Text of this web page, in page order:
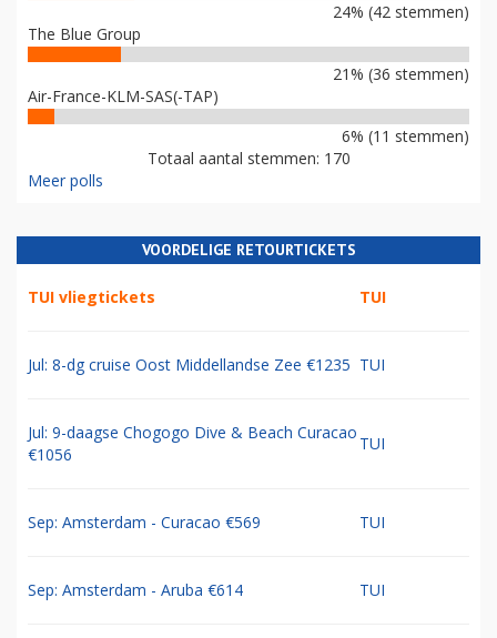
24% (42 stemmen)
The Blue Group
21% (36 stemmen)
Air-France-KLM-SAS(-TAP)
6% (11 stemmen)
Totaal aantal stemmen: 170
Meer polls
VOORDELIGE RETOURTICKETS
TUI vliegtickets TUI
Jul: 8-dg cruise Oost Middellandse Zee €1235 TUI
Jul: 9-daagse Chogogo Dive & Beach Curacao
€1056
TUI
Sep: Amsterdam - Curacao €569 TUI
Sep: Amsterdam - Aruba €614 TUI